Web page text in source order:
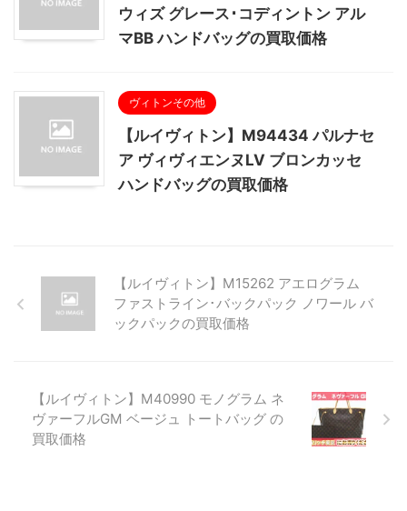
ウィズ グレース･コディントン アル
マBB ハンドバッグの買取価格
ヴィトンその他
【ルイヴィトン】M94434 パルナセ
ア ヴィヴィエンヌLV ブロンカッセ
ハンドバッグの買取価格
【ルイヴィトン】M15262 アエログラム
ファストライン･バックパック ノワール バ
ックパックの買取価格
【ルイヴィトン】M40990 モノグラム ネ
ヴァーフルGM ベージュ トートバッグ の
買取価格